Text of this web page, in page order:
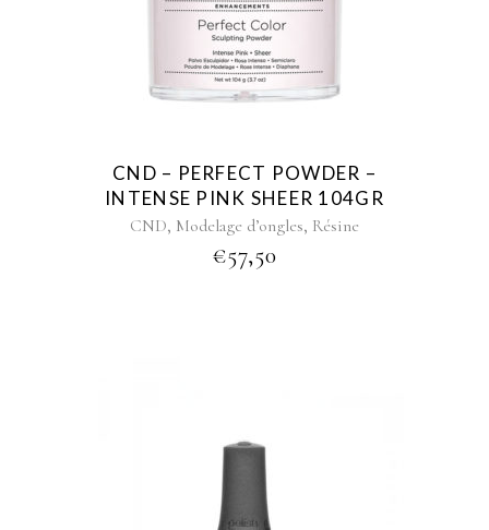
CND – PERFECT POWDER –
INTENSE PINK SHEER 104GR
CND, Modelage d’ongles, Résine
€57,50